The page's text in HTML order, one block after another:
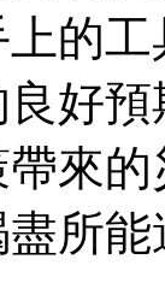
的
好
來
所